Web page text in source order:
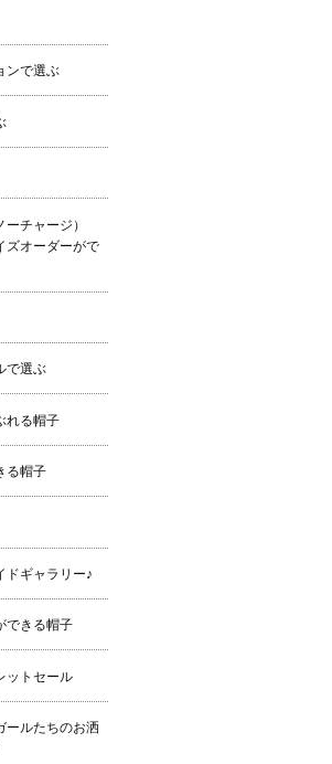
ンで選ぶ
ーチャージ）
ズオーダーがで
で選ぶ
れる帽子
る帽子
ドギャラリー♪
できる帽子
ットセール
ールたちのお洒